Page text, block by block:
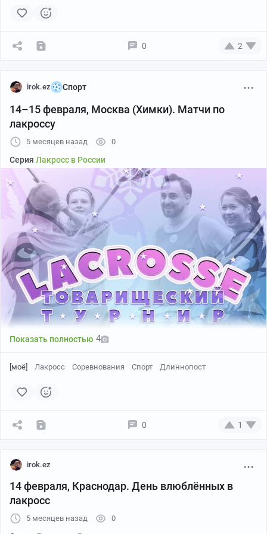
0 2
irok.ez Спорт
14–15 февраля, Москва (Химки). Матчи по
лакроссу
5 месяцев назад 0
Серия Лакросс в России
Показать полностью 4
[моё] Лакросс Соревнования Спорт Длиннопост
0 1
irok.ez
14 февраля, Краснодар. День влюблённых в
лакросс
5 месяцев назад 0